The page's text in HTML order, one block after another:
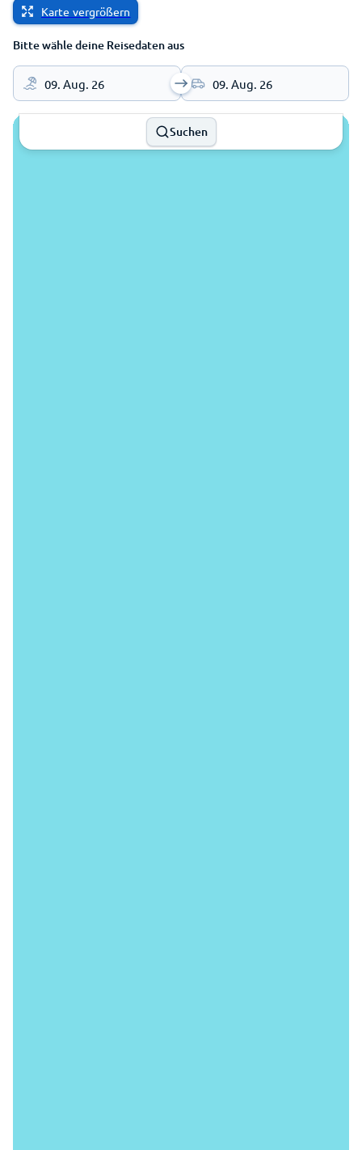
Karte vergrößern
Bitte wähle deine Reisedaten aus
09. Aug. 26 09. Aug. 26
Suchen